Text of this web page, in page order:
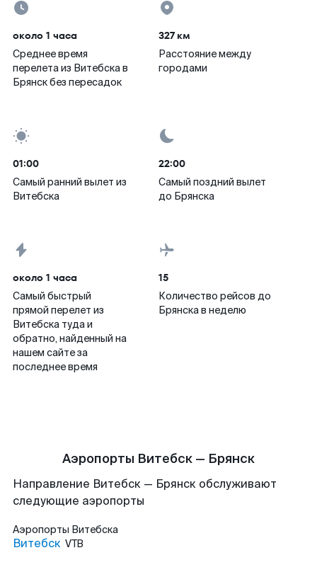
около 1 часа
Среднее время
перелета из Витебска в
Брянск без пересадок
327 км
Расстояние между
городами
01:00
Самый ранний вылет из
Витебска
22:00
Самый поздний вылет
до Брянска
около 1 часа
Самый быстрый
прямой перелет из
Витебска туда и
обратно, найденный на
нашем сайте за
последнее время
15
Количество рейсов до
Брянска в неделю
Аэропорты Витебск — Брянск
Направление Витебск — Брянск обслуживают
следующие аэропорты
Аэропорты Витебска
Витебск VTB